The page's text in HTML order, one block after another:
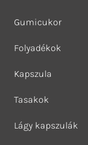
Gumicukor
Folyadékok
Kapszula
Tasakok
Lágy kapszulák